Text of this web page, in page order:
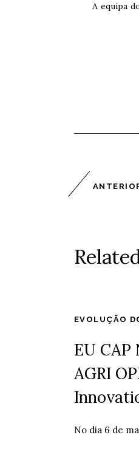
A equipa
EVOLUÇÃO
EU CAP
AGRI
No dia 6 de